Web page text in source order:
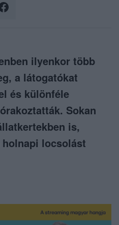
ilyenkor több
a látogatókat
és különféle
Sokan
is,
holnapi locsolást